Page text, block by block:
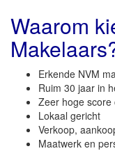
Waarom
Erkende NVM
Ruim 30 jaar in
Zeer hoge score
Lokaal gericht
Verkoop,
Maatwerk en